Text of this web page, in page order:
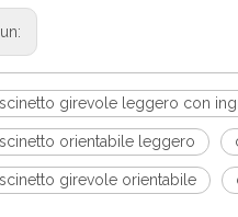
girevole leggero con
orientabile leggero
girevole orientabile